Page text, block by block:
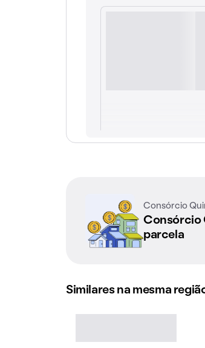
Consórcio
Consórcio
parcela
Similares na mesma